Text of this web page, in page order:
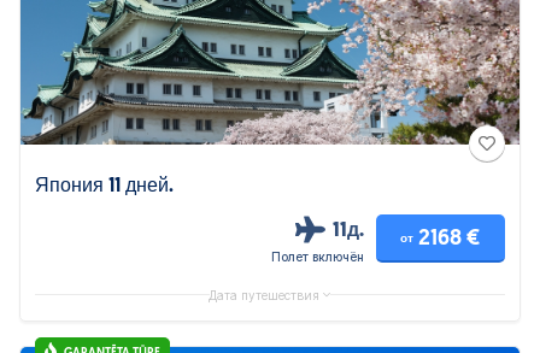
Япония 11 дней.
11д.
Полет включён
от 2168 €
Дата путешествия